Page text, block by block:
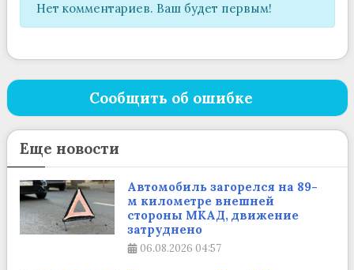
Нет комментариев. Ваш будет первым!
Сообщить об ошибке
Еще новости
Автомобиль загорелся на 89-
м километре внешней
стороны МКАД, движение
затруднено
06.08.2026 04:57